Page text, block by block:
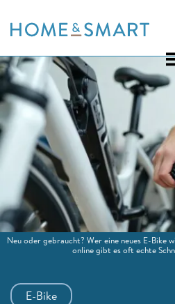
to
E-Bike
Neu oder gebraucht? Wer eine neues E-Bike
online gibt es oft echte